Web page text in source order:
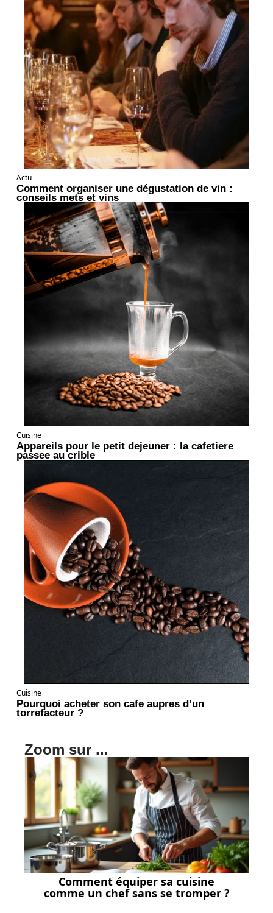
Actu
Comment organiser une dégustation de vin :
conseils mets et vins
Cuisine
Appareils pour le petit dejeuner : la cafetiere
passee au crible
Cuisine
Pourquoi acheter son cafe aupres d’un
torrefacteur ?
Zoom sur ...
Comment équiper sa cuisine
comme un chef sans se tromper ?